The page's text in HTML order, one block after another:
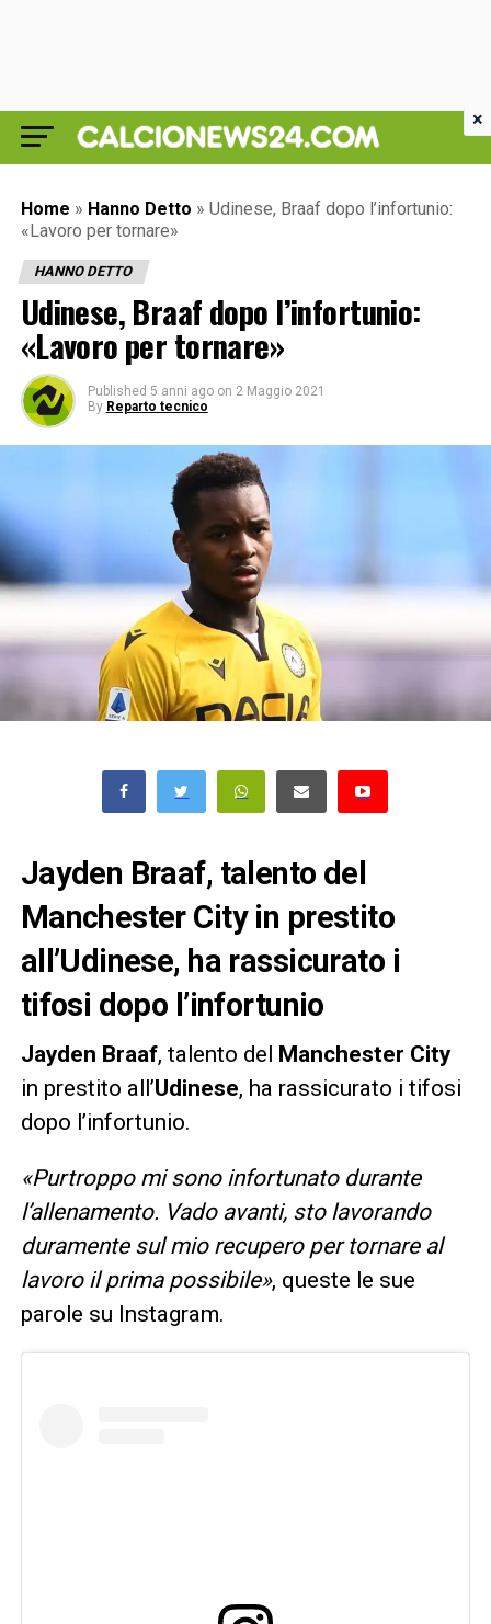
Home » Hanno Detto » Udinese, Braaf dopo l’infortunio:
«Lavoro per tornare»
HANNO DETTO
Udinese, Braaf dopo l’infortunio:
«Lavoro per tornare»
Published 5 anni ago on 2 Maggio 2021
By Reparto tecnico
Jayden Braaf, talento del
Manchester City in prestito
all’Udinese, ha rassicurato i
tifosi dopo l’infortunio
Jayden Braaf, talento del Manchester City
in prestito all’Udinese, ha rassicurato i tifosi
dopo l’infortunio.
«Purtroppo mi sono infortunato durante
l’allenamento. Vado avanti, sto lavorando
duramente sul mio recupero per tornare al
lavoro il prima possibile», queste le sue
parole su Instagram.
×